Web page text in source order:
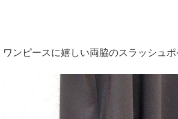
ワンピースに嬉しい両脇のスラッシュポ